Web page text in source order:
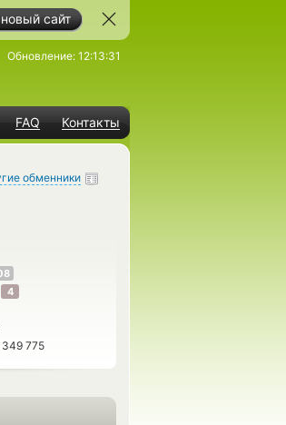
сайт
FAQ Контакты
Обновление: 12:13:31
обменники
4
349 775